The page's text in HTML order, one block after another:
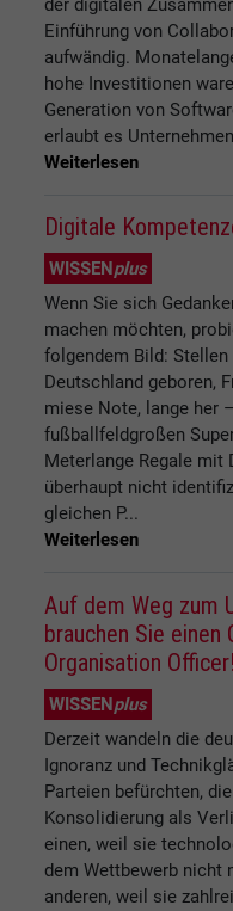
der digitalen
Einführung von
aufwändig.
hohe Investitionen
Generation von
erlaubt es
Weiterlesen
Digitale
WISSEN plus
Wenn Sie sich
machen möchten,
folgendem Bild:
Deutschland geboren,
miese Note, lange her
fußballfeldgroßen
Meterlange Regale mit
überhaupt nicht
gleichen P...
Weiterlesen
Auf dem Weg zum
brauchen Sie einen
Organisation Officer!
WISSENplus
Derzeit wandeln die
Ignoranz und
Parteien befürchten,
Konsolidierung als
einen, weil sie
dem Wettbewerb nicht
anderen, weil sie